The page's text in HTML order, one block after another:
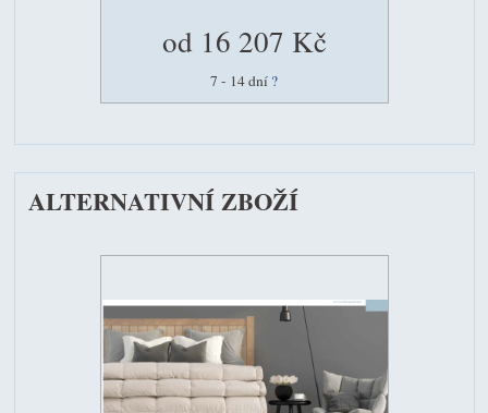
od 16 207 Kč
7 - 14 dní ?
ALTERNATIVNÍ ZBOŽÍ